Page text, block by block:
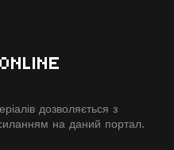
ONLINE
дозволяється з
на даний портал.